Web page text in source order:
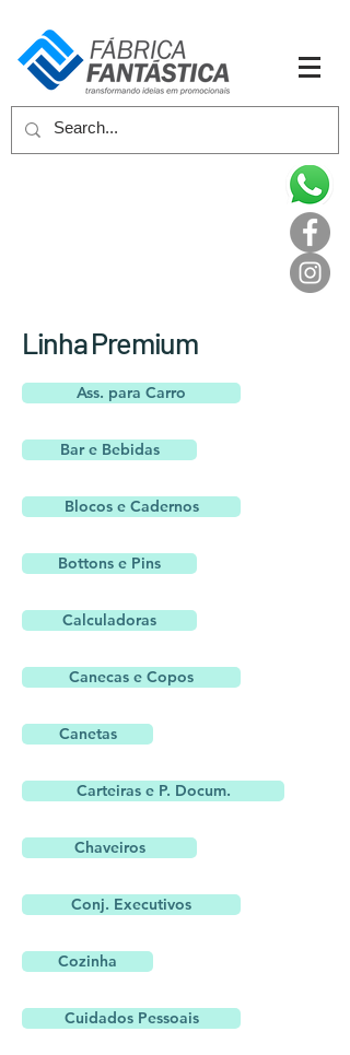
Linha Premium
Ass. para Carro
Bar e Bebidas
Blocos e Cadernos
Bottons e Pins
Calculadoras
Canecas e Copos
Canetas
Carteiras e P. Docum.
Chaveiros
Conj. Executivos
Cozinha
Cuidados Pessoais